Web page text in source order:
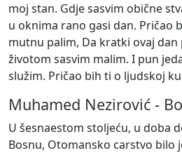
moj stan. Gdje sasvim obične
u oknima rano gasi dan. Pričao
mutnu palim, Da kratki ovaj
životom sasvim malim. I pun
služim. Pričao bih ti o ljudskoj
Muhamed Nezirović -
U šesnaestom stoljeću, u doba
Bosnu, Otomansko carstvo bilo